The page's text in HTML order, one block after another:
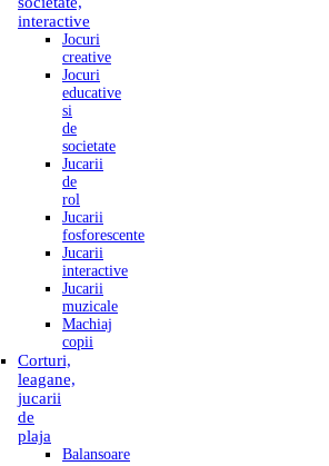
interactive
Jocuri
creative
Jocuri
educative
si
de
societate
Jucarii
de
rol
Jucarii
fosforescente
Jucarii
interactive
Jucarii
muzicale
Machiaj
copii
Corturi,
leagane,
jucarii
de
plaja
Balansoare